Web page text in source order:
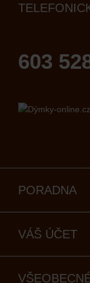
603
PORADNA
VÁŠ ÚČET